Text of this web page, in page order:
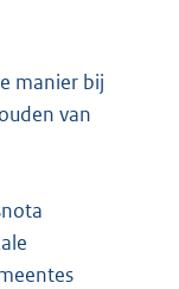
manier bij
van